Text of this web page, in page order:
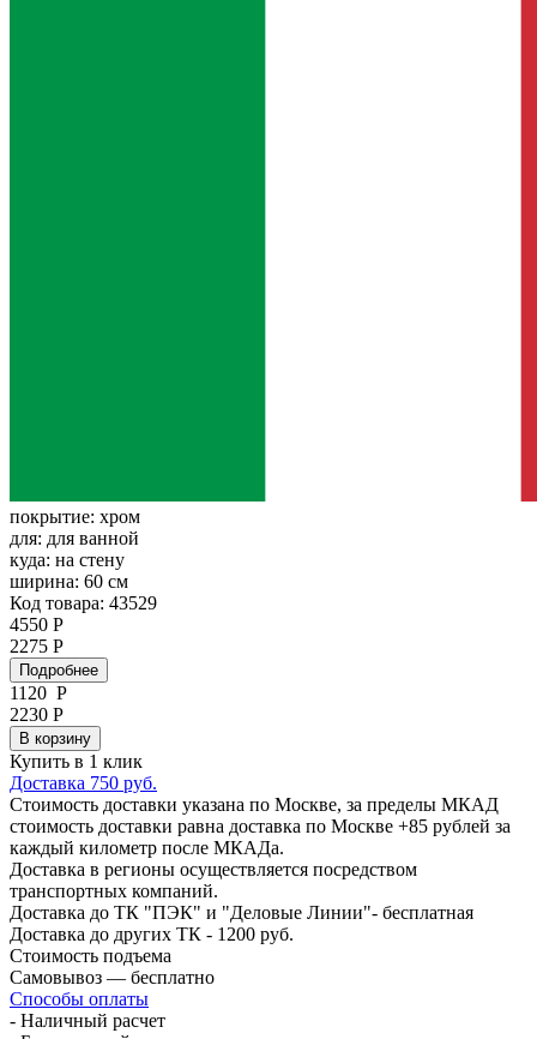
покрытие: хром
для: для ванной
куда: на стену
ширина: 60 см
Код товара: 43529
4550 Р
2275 Р
Подробнее
1120 Р
2230 Р
В корзину
Купить в 1 клик
Доставка 750 руб.
Стоимость доставки указана по Москве, за пределы МКАД
стоимость доставки равна доставка по Москве +85 рублей за
каждый километр после МКАДа.
Доставка в регионы осуществляется посредством
транспортных компаний.
Доставка до ТК "ПЭК" и "Деловые Линии"- бесплатная
Доставка до других ТК - 1200 руб.
Стоимость подъема
Самовывоз — бесплатно
Способы оплаты
- Наличный расчет